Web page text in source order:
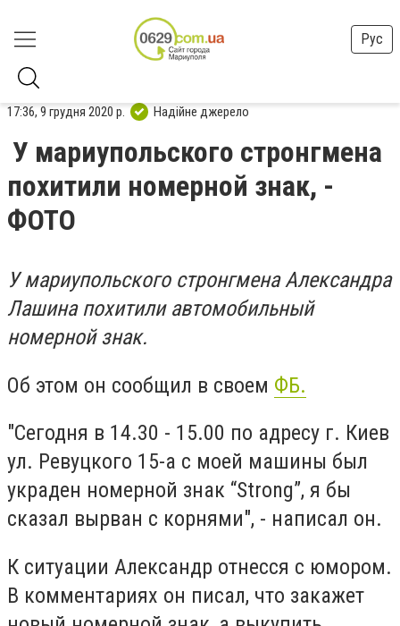
Рус
17:36, 9 грудня 2020 р. Надійне джерело
У мариупольского стронгмена
похитили номерной знак, -
ФОТО
У мариупольского стронгмена Александра
Лашина похитили автомобильный
номерной знак.
Об этом он сообщил в своем ФБ.
"Сегодня в 14.30 - 15.00 по адресу г. Киев
ул. Ревуцкого 15-а с моей машины был
украден номерной знак “Strong”, я бы
сказал вырван с корнями", - написал он.
К ситуации Александр отнесся с юмором.
В комментариях он писал, что закажет